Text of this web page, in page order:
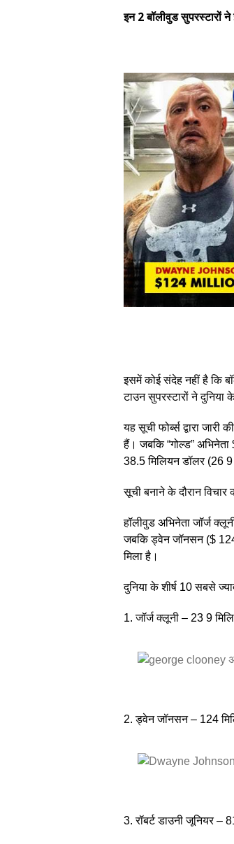
इन 2 बॉलीवुड सुपरस्टारों
इसमें कोई संदेह नहीं है कि
टाउन सुपरस्टारों ने दुनिया
यह सूची फोर्ब्स द्वारा
हैं। जबकि “गोल्ड”
38.5 मिलियन डॉलर (26
सूची बनाने के दौरान
हॉलीवुड अभिनेता जॉर्ज
जबकि ड्वेन जॉनसन ($ 124
मिला है।
दुनिया के शीर्ष 10 सबसे
1. जॉर्ज क्लूनी – 23 9
2. ड्वेन जॉनसन – 124
3. रॉबर्ट डाउनी जूनियर